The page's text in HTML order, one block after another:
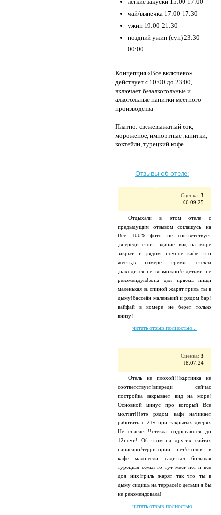
легкие закуски 15:00-17:00
чай/выпечка 17:00-17:30
ужин 19:00-21:30
поздний ужин (суп) 23:30-
00:00
Концепция «Все включено»
действует с 10:00 до 23:00,
включает безалкогольные и
алкогольные напитки местного
производства
Платно: свежевыжатый сок,
мороженое, импортные напитки,
коктейли, турецкий кофе
Отзывы об отеле:
Оценка: 3
06.09.25
Отдыхали в этом отеле с
предыдущим отзывом соглашусь на
Все 100% фото не соответствует
,впереди стоит здание вид на море
закрыт и рядом ночное кафе это
жесть,в номере гремят стекла
,находится не возможно!с детьми не
рекомендую!зона для приема пищи
маленькая за спиной жарят гриль ты в
дыму!бассейн маленький и рядом бар!
вайфай в номере не берет только
внизу!
читать отзыв полностью...
Оценка: 3
18.07.24
Отель не плохой!!!картинка не
соответствует!впереди сейчас
постройка закрывает вид на море!
Основной минус про который Все
молчат!!!это рядом кафе начинает
работать с 21ч при закрытых дверях
Не спасает!!!стекла содрогаются до
12ночи! Об этом на других сайтах
написано!территории нет!столов в
кафе мало!если садиться большая
турецкая семья то тут мест нет и все
доя них!гриль жарят так что ты в
дыму сидишь на террасе!с детьми я бы
не рекомендовала!
читать отзыв полностью...